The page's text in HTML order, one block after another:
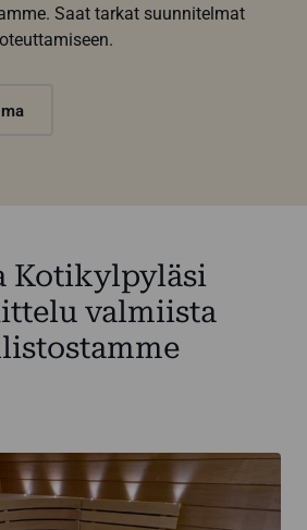
Saat tarkat suunnitelmat
Kotikylpyläsi
valmiista